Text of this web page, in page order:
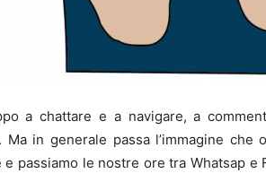
a chattare e a navigare, a
in generale passa l’immagine che
e passiamo le nostre ore tra Whatsap e